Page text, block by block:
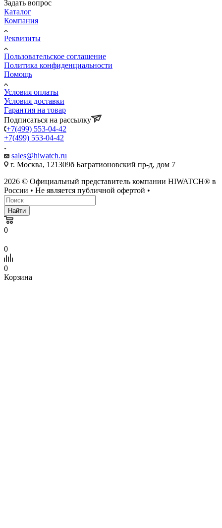
Задать вопрос
Каталог
Компания
Реквизиты
Пользовательское соглашение
Политика конфиденциальности
Помощь
Условия оплаты
Условия доставки
Гарантия на товар
Подписаться на рассылку
+7(499) 553-04-42
+7(499) 553-04-42
sales@hiwatch.ru
г. Москва, 121309б Багратионовский пр-д, дом 7
2026 © Официальный представитель компании HIWATCH® в
России • Не является публичной офертой •
Найти
0
0
0
Корзина